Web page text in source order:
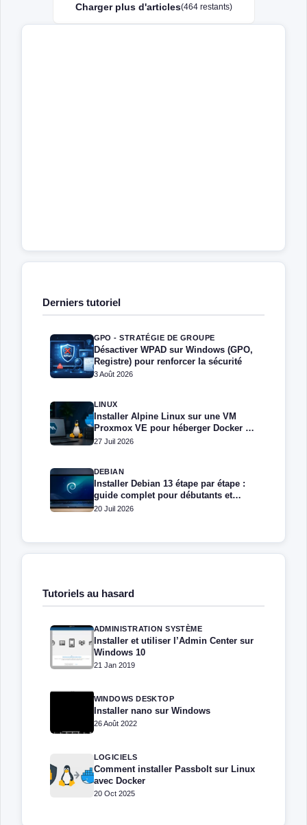
Charger plus d'articles(464 restants)
Derniers tutoriel
GPO - STRATÉGIE DE GROUPE
Désactiver WPAD sur Windows (GPO,
Registre) pour renforcer la sécurité
3 Août 2026
LINUX
Installer Alpine Linux sur une VM
Proxmox VE pour héberger Docker et
Docker Compose
27 Juil 2026
DEBIAN
Installer Debian 13 étape par étape :
guide complet pour débutants et
administrateurs
20 Juil 2026
Tutoriels au hasard
ADMINISTRATION SYSTÈME
Installer et utiliser l’Admin Center sur
Windows 10
21 Jan 2019
WINDOWS DESKTOP
Installer nano sur Windows
26 Août 2022
LOGICIELS
Comment installer Passbolt sur Linux
avec Docker
20 Oct 2025